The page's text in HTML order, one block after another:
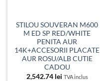
STILOU SOUVERAN M600
M ED SP RED/WHITE
PENITA AUR
14K+ACCESORII PLACATE
AUR ROSU/ALB CUTIE
CADOU
2,542.74 lei TVA inclus